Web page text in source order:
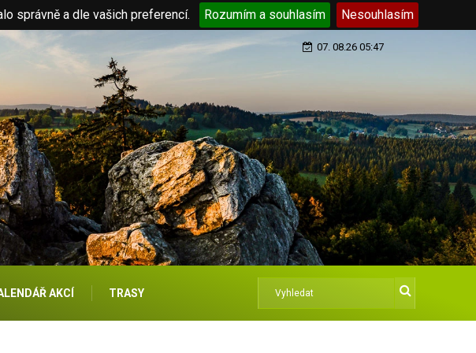
správně a dle vašich preferencí. Rozumím a souhlasím Nesouhlasím
07. 08.26 05:47
AKCÍ TRASY